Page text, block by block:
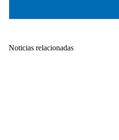
Noticias relacionadas